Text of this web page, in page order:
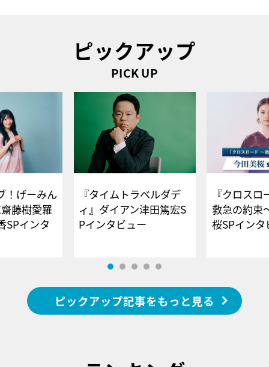
ピックアップ
PICK UP
！げーみん
藤樹愛羅
SPインタ
『タイムトラベルダデ
ィ』ダイアン津田篤宏S
Pインタビュー
『クロス
救急の約束
桜SPイ
ピックアップ記事をもっと見る